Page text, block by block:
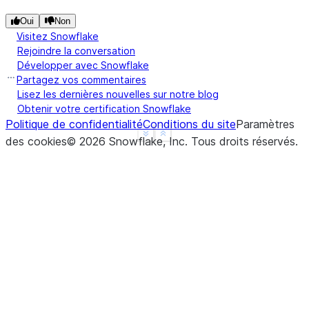
   one  two
a    1    3
b    2    4
Show less
See more
Oui Non
Visitez Snowflake
Rejoindre la conversation
Développer avec Snowflake
Partagez vos commentaires
Lisez les dernières nouvelles sur notre blog
Obtenir votre certification Snowflake
Politique de confidentialitéConditions du siteParamètres
des cookies© 2026 Snowflake, Inc. Tous droits réservés.